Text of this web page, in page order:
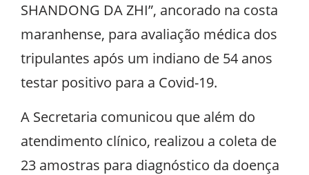
SHANDONG DA ZHI”, ancorado na costa
maranhense, para avaliação médica dos
tripulantes após um indiano de 54 anos
testar positivo para a Covid-19.
A Secretaria comunicou que além do
atendimento clínico, realizou a coleta de
23 amostras para diagnóstico da doença